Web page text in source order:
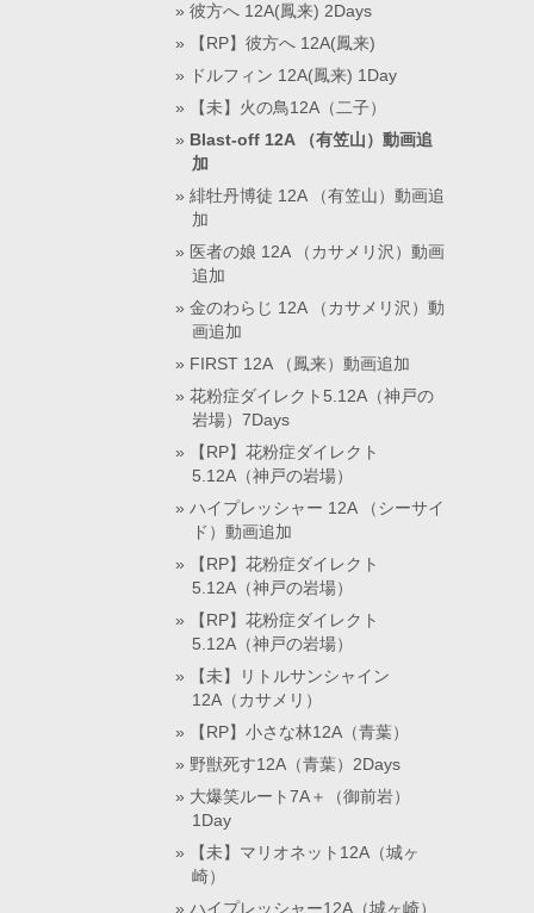
彼方へ 12A(鳳来) 2Days
【RP】彼方へ 12A(鳳来)
ドルフィン 12A(鳳来) 1Day
【未】火の鳥12A（二子）
Blast-off 12A （有笠山）動画追
加
緋牡丹博徒 12A （有笠山）動画追
加
医者の娘 12A （カサメリ沢）動画
追加
金のわらじ 12A （カサメリ沢）動
画追加
FIRST 12A （鳳来）動画追加
花粉症ダイレクト5.12A（神戸の
岩場）7Days
【RP】花粉症ダイレクト
5.12A（神戸の岩場）
ハイプレッシャー 12A （シーサイ
ド）動画追加
【RP】花粉症ダイレクト
5.12A（神戸の岩場）
【RP】花粉症ダイレクト
5.12A（神戸の岩場）
【未】リトルサンシャイン
12A（カサメリ）
【RP】小さな林12A（青葉）
野獣死す12A（青葉）2Days
大爆笑ルート7A＋（御前岩）
1Day
【未】マリオネット12A（城ヶ
崎）
ハイプレッシャー12A（城ヶ崎）